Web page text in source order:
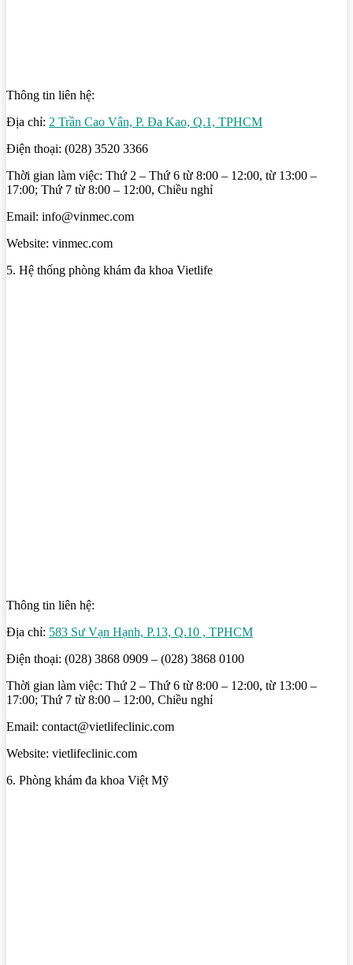
Thông tin liên hệ:
Địa chỉ: 2 Trần Cao Vân, P. Đa Kao, Q.1, TPHCM
Điện thoại: (028) 3520 3366
Thời gian làm việc: Thứ 2 – Thứ 6 từ 8:00 – 12:00, từ 13:00 –
17:00; Thứ 7 từ 8:00 – 12:00, Chiều nghỉ
Email: info@vinmec.com
Website: vinmec.com
5. Hệ thống phòng khám đa khoa Vietlife
Thông tin liên hệ:
Địa chỉ: 583 Sư Vạn Hạnh, P.13, Q.10 , TPHCM
Điện thoại: (028) 3868 0909 – (028) 3868 0100
Thời gian làm việc: Thứ 2 – Thứ 6 từ 8:00 – 12:00, từ 13:00 –
17:00; Thứ 7 từ 8:00 – 12:00, Chiều nghỉ
Email: contact@vietlifeclinic.com
Website: vietlifeclinic.com
6. Phòng khám đa khoa Việt Mỹ